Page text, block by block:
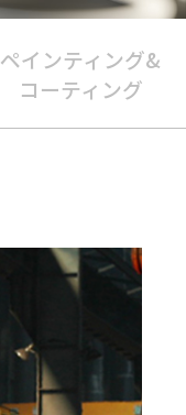
ペインティング&
コーティング